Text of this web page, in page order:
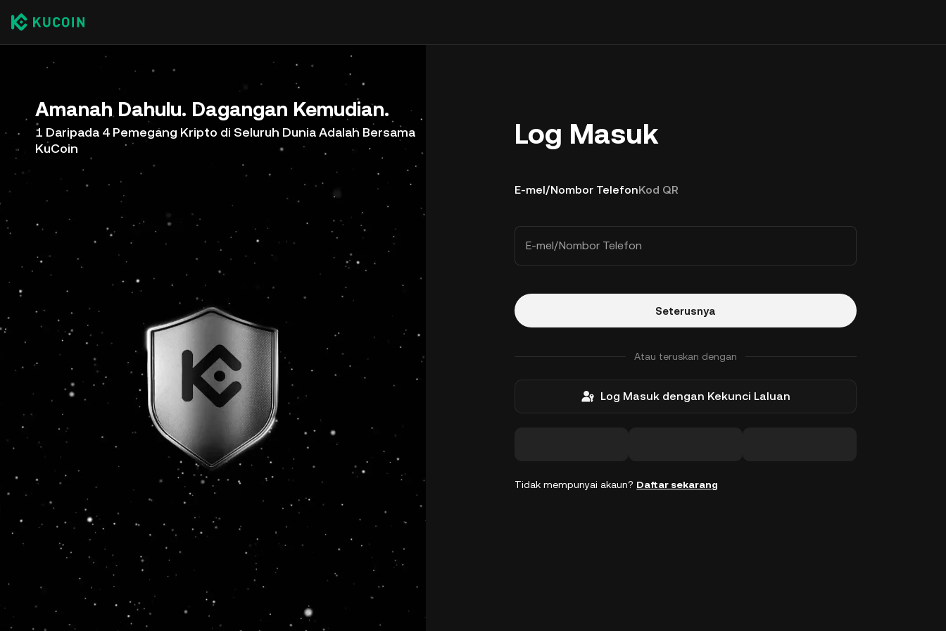
Amanah Dahulu. Dagangan Kemudian.
1 Daripada 4 Pemegang Kripto di Seluruh Dunia Adalah Bersama
KuCoin
Log Masuk
E-mel/Nombor TelefonKod QR
E-mel/Nombor Telefon
Seterusnya
Atau teruskan dengan
Log Masuk dengan Kekunci Laluan
Tidak mempunyai akaun? Daftar sekarang